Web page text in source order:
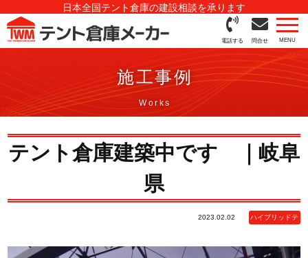
日本全国テント倉庫の建設相談を承ります
電話する 問合せ
施工事例
テント倉庫建築中です ｜岐阜
県
2023.02.02
ハイブリッドテ